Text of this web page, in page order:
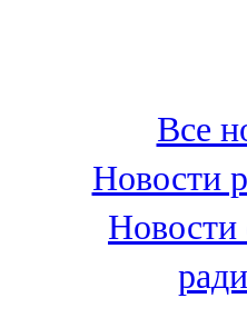
100,3 FM
Зәй
106,6 FM
Кадыбаш
105,2 FM
Все
Новости
Новости